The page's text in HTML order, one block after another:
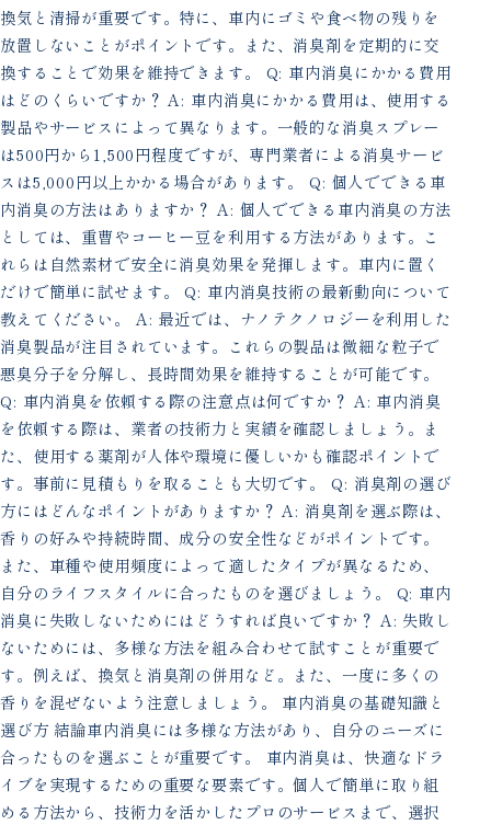
換気と清掃が重要です。特に、車内にゴミや食べ物の残りを
放置しないことがポイントです。また、消臭剤を定期的に交
換することで効果を維持できます。 Q: 車内消臭にかかる費用
はどのくらいですか？ A: 車内消臭にかかる費用は、使用する
製品やサービスによって異なります。一般的な消臭スプレー
は500円から1,500円程度ですが、専門業者による消臭サービ
スは5,000円以上かかる場合があります。 Q: 個人でできる車
内消臭の方法はありますか？ A: 個人でできる車内消臭の方法
としては、重曹やコーヒー豆を利用する方法があります。こ
れらは自然素材で安全に消臭効果を発揮します。車内に置く
だけで簡単に試せます。 Q: 車内消臭技術の最新動向について
教えてください。 A: 最近では、ナノテクノロジーを利用した
消臭製品が注目されています。これらの製品は微細な粒子で
悪臭分子を分解し、長時間効果を維持することが可能です。
Q: 車内消臭を依頼する際の注意点は何ですか？ A: 車内消臭
を依頼する際は、業者の技術力と実績を確認しましょう。ま
た、使用する薬剤が人体や環境に優しいかも確認ポイントで
す。事前に見積もりを取ることも大切です。 Q: 消臭剤の選び
方にはどんなポイントがありますか？ A: 消臭剤を選ぶ際は、
香りの好みや持続時間、成分の安全性などがポイントです。
また、車種や使用頻度によって適したタイプが異なるため、
自分のライフスタイルに合ったものを選びましょう。 Q: 車内
消臭に失敗しないためにはどうすれば良いですか？ A: 失敗し
ないためには、多様な方法を組み合わせて試すことが重要で
す。例えば、換気と消臭剤の併用など。また、一度に多くの
香りを混ぜないよう注意しましょう。 車内消臭の基礎知識と
選び方 結論車内消臭には多様な方法があり、自分のニーズに
合ったものを選ぶことが重要です。 車内消臭は、快適なドラ
イブを実現するための重要な要素です。個人で簡単に取り組
める方法から、技術力を活かしたプロのサービスまで、選択